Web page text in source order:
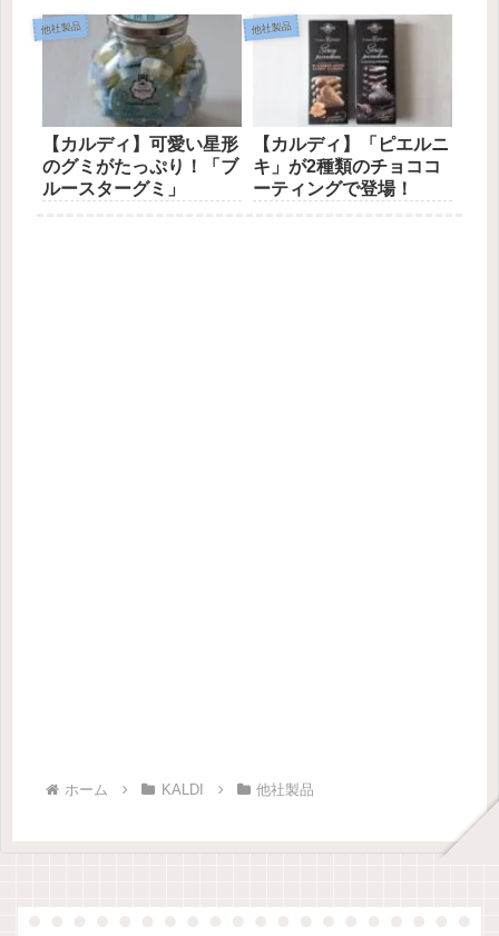
他社製品
【カルディ】可愛い星形
のグミがたっぷり！「ブ
ルースターグミ」
他社製品
【カルディ】「ピエルニ
キ」が2種類のチョココ
ーティングで登場！
ホーム KALDI 他社製品